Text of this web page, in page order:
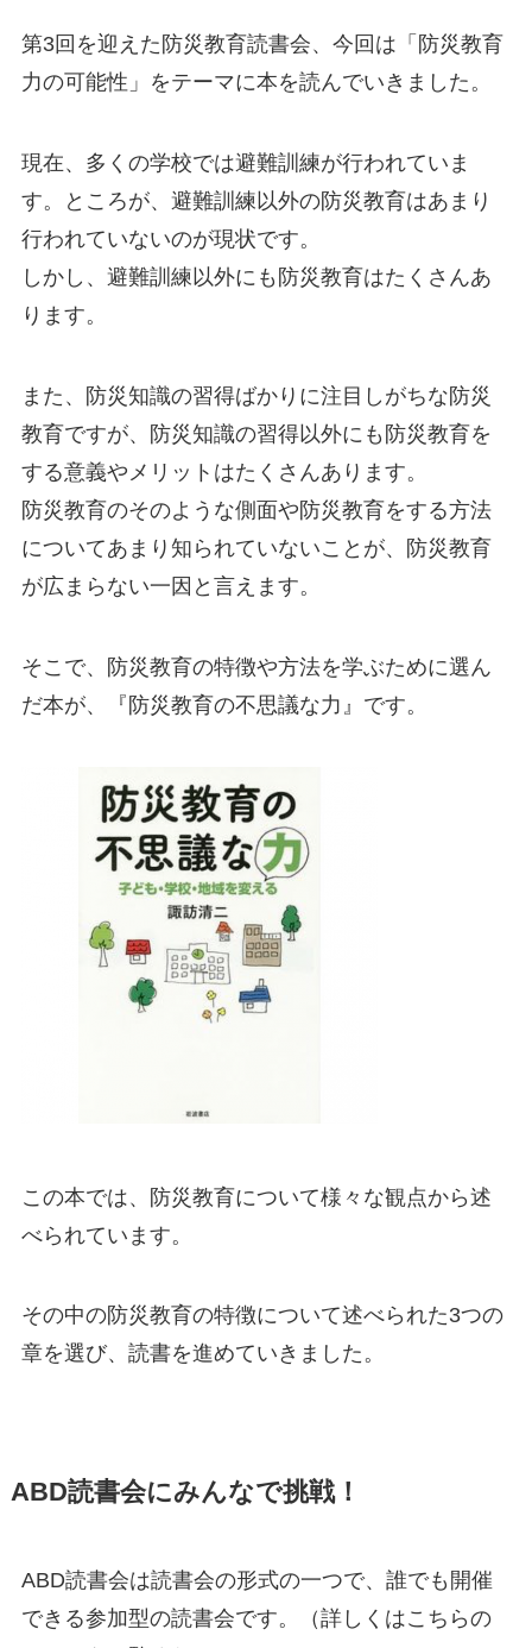
第3回を迎えた防災教育読書会、今回は「防災教育
力の可能性」をテーマに本を読んでいきました。
現在、多くの学校では避難訓練が行われていま
す。ところが、避難訓練以外の防災教育はあまり
行われていないのが現状です。
しかし、避難訓練以外にも防災教育はたくさんあ
ります。
また、防災知識の習得ばかりに注目しがちな防災
教育ですが、防災知識の習得以外にも防災教育を
する意義やメリットはたくさんあります。
防災教育のそのような側面や防災教育をする方法
についてあまり知られていないことが、防災教育
が広まらない一因と言えます。
そこで、防災教育の特徴や方法を学ぶために選ん
だ本が、『防災教育の不思議な力』です。
この本では、防災教育について様々な観点から述
べられています。
その中の防災教育の特徴について述べられた3つの
章を選び、読書を進めていきました。
ABD読書会にみんなで挑戦！
ABD読書会は読書会の形式の一つで、誰でも開催
できる参加型の読書会です。（詳しくはこちらの